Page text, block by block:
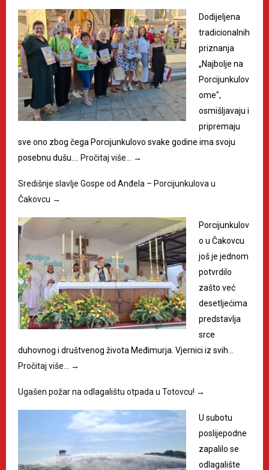
Dodijeljena
tradicionalnih
priznanja
„Najbolje na
Porcijunkulov
ome",
osmišljavaju i
pripremaju
sve ono zbog čega Porcijunkulovo svake godine ima svoju
posebnu dušu.…
Pročitaj više… →
Središnje slavlje Gospe od Anđela – Porcijunkulova u
Čakovcu →
Porcijunkulov
o u Čakovcu
još je jednom
potvrdilo
zašto već
desetljećima
predstavlja
srce
duhovnog i društvenog života Međimurja. Vjernici iz svih…
Pročitaj više…
→
Ugašen požar na odlagalištu otpada u Totovcu! →
U subotu
poslijepodne
zapalilo se
odlagalište